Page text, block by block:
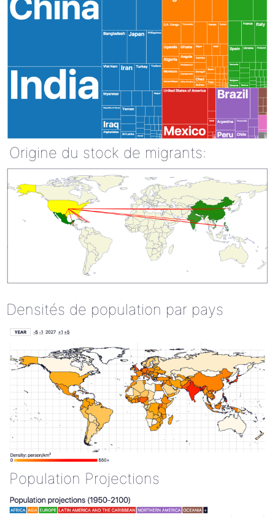
Origine du stock de migrants:
Densités de population par pays
Population Projections